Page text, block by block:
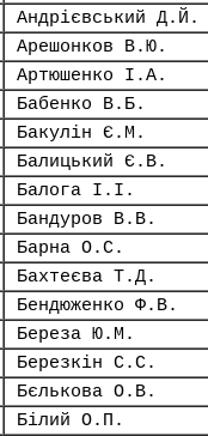
Андрієвський Д.Й.
Арешонков В.Ю.
Артюшенко І.А.
Бабенко В.Б.
Бакулін Є.М.
Балицький Є.В.
Балога І.І.
Бандуров В.В.
Барна О.С.
Бахтеєва Т.Д.
Бендюженко Ф.В.
Береза Ю.М.
Березкін С.С.
Бєлькова О.В.
Білий О.П.